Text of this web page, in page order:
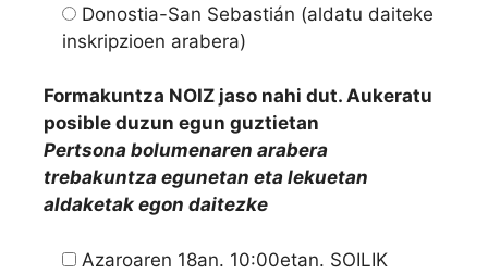
Donostia-San Sebastián (aldatu daiteke
inskripzioen arabera)
Formakuntza NOIZ jaso nahi dut. Aukeratu
posible duzun egun guztietan
Pertsona bolumenaren arabera
trebakuntza egunetan eta lekuetan
aldaketak egon daitezke
Azaroaren 18an. 10:00etan. SOILIK